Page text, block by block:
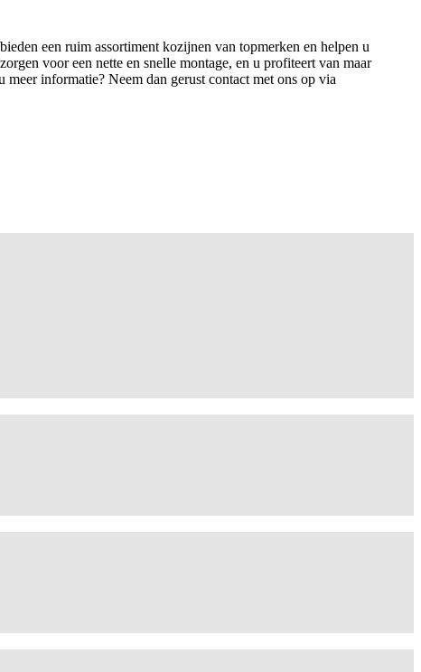
een ruim assortiment kozijnen van topmerken en helpen u
voor een nette en snelle montage, en u profiteert van maar
informatie? Neem dan gerust contact met ons op via